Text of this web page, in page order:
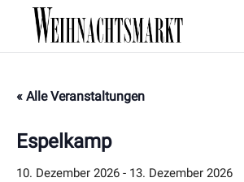
« Alle Veranstaltungen
Espelkamp
10. Dezember 2026 - 13. Dezember 2026